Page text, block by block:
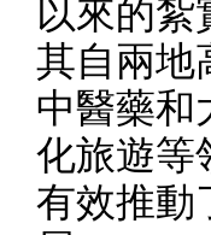
以來的
其自兩地
中醫藥和
化旅遊等
有效推動